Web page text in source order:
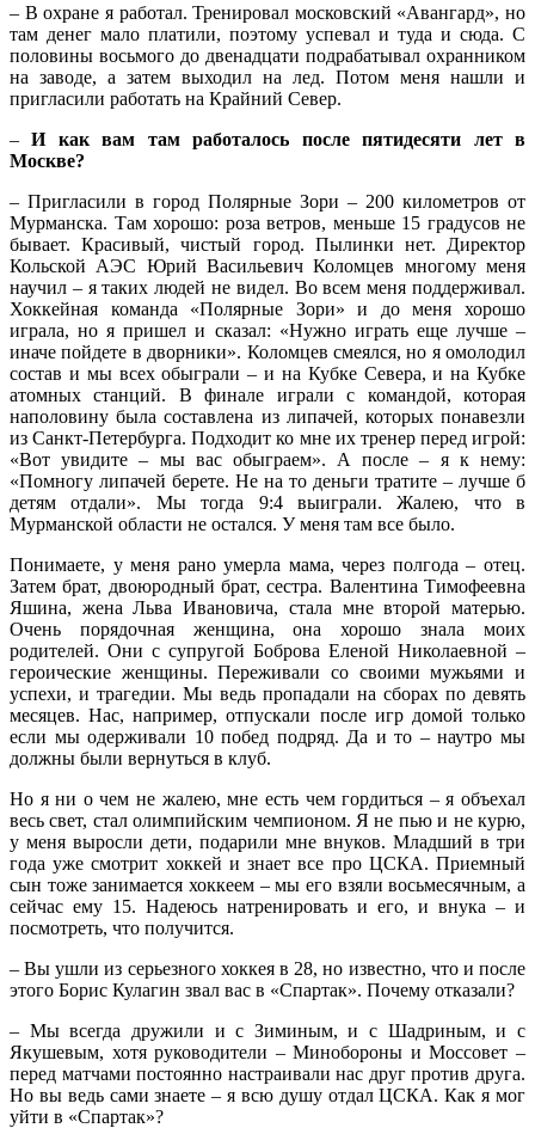
– В охране я работал. Тренировал московский «Авангард», но
там денег мало платили, поэтому успевал и туда и сюда. С
половины восьмого до двенадцати подрабатывал охранником
на заводе, а затем выходил на лед. Потом меня нашли и
пригласили работать на Крайний Север.
–И как вам там работалось после пятидесяти лет в
Москве?
– Пригласили в город Полярные Зори – 200 километров от
Мурманска. Там хорошо: роза ветров, меньше 15 градусов не
бывает. Красивый, чистый город. Пылинки нет. Директор
Кольской АЭС Юрий Васильевич Коломцев многому меня
научил – я таких людей не видел. Во всем меня поддерживал.
Хоккейная команда «Полярные Зори» и до меня хорошо
играла, но я пришел и сказал: «Нужно играть еще лучше –
иначе пойдете в дворники». Коломцев смеялся, но я омолодил
состав и мы всех обыграли – и на Кубке Севера, и на Кубке
атомных станций. В финале играли с командой, которая
наполовину была составлена из липачей, которых понавезли
из Санкт-Петербурга. Подходит ко мне их тренер перед игрой:
«Вот увидите – мы вас обыграем». А после – я к нему:
«Помногу липачей берете. Не на то деньги тратите – лучше б
детям отдали». Мы тогда 9:4 выиграли. Жалею, что в
Мурманской области не остался. У меня там все было.
Понимаете, у меня рано умерла мама, через полгода – отец.
Затем брат, двоюродный брат, сестра. Валентина Тимофеевна
Яшина, жена Льва Ивановича, стала мне второй матерью.
Очень порядочная женщина, она хорошо знала моих
родителей. Они с супругой Боброва Еленой Николаевной –
героические женщины. Переживали со своими мужьями и
успехи, и трагедии. Мы ведь пропадали на сборах по девять
месяцев. Нас, например, отпускали после игр домой только
если мы одерживали 10 побед подряд. Да и то – наутро мы
должны были вернуться в клуб.
Но я ни о чем не жалею, мне есть чем гордиться – я объехал
весь свет, стал олимпийским чемпионом. Я не пью и не курю,
у меня выросли дети, подарили мне внуков. Младший в три
года уже смотрит хоккей и знает все про ЦСКА. Приемный
сын тоже занимается хоккеем – мы его взяли восьмесячным, а
сейчас ему 15. Надеюсь натренировать и его, и внука – и
посмотреть, что получится.
– Вы ушли из серьезного хоккея в 28, но известно, что и после
этого Борис Кулагин звал вас в «Спартак». Почему отказали?
– Мы всегда дружили и с Зиминым, и с Шадриным, и с
Якушевым, хотя руководители – Минобороны и Моссовет –
перед матчами постоянно настраивали нас друг против друга.
Но вы ведь сами знаете – я всю душу отдал ЦСКА. Как я мог
уйти в «Спартак»?